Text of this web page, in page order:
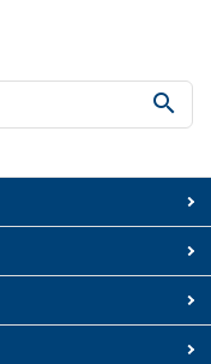
search